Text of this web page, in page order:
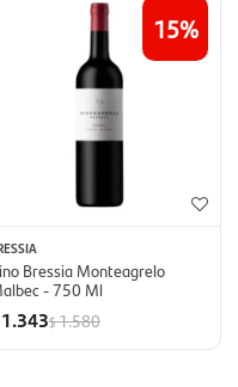
15
Bressia Monteagrelo
- 750 Ml
1.343$1.580